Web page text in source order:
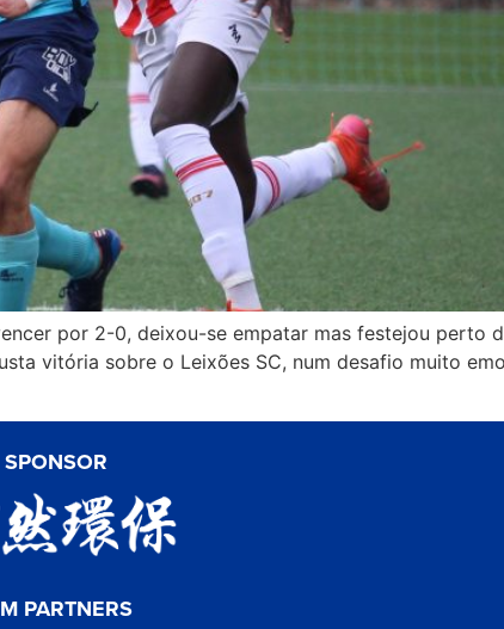
por 2-0, deixou-se empatar mas festejou perto
vitória sobre o Leixões SC, num desafio muito
PARTNERS